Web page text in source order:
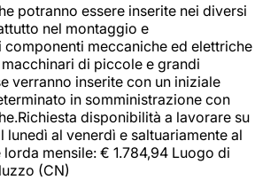
potranno essere inserite nei diversi
nel montaggio e
meccaniche ed elettriche
di piccole e grandi
verranno inserite con un iniziale
in somministrazione con
disponibilità a lavorare su
al venerdì e saltuariamente al
mensile: € 1.784,94 Luogo di
(CN)